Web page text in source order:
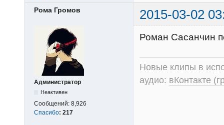
Рома Громов 2015-03-02
Администратор
Неактивен
Сообщений: 8,926
Спасибо: 217
Роман Сасанчин
Новые клипы в
аудио: вКонтакте